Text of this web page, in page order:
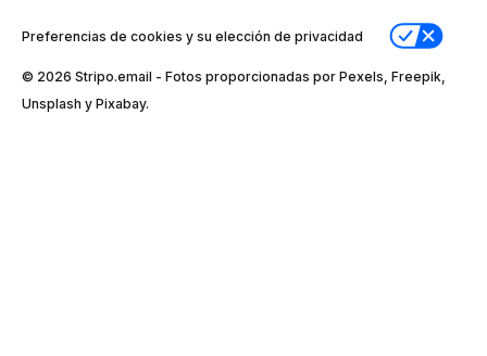
Preferencias de cookies y su elección de privacidad
© 2026 Stripо.email - Fotos proporcionadas por Pexels, Freepik,
Unsplash y Pixabay.